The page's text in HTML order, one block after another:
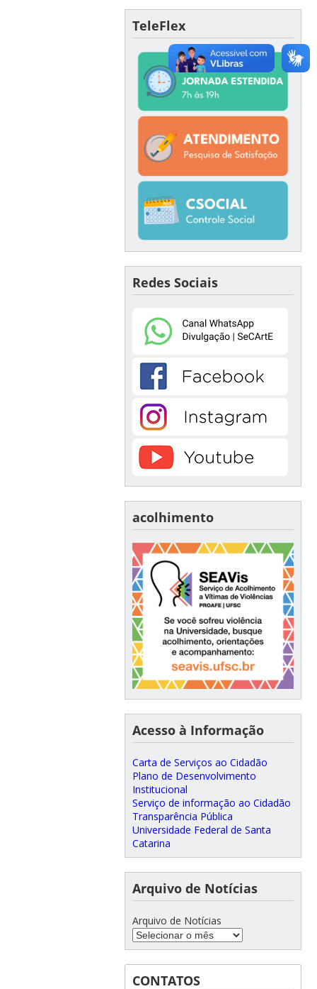
TeleFlex
Redes Sociais
acolhimento
Acesso à Informação
Carta de Serviços ao Cidadão
Plano de Desenvolvimento
Institucional
Serviço de informação ao Cidadão
Transparência Pública
Universidade Federal de Santa
Catarina
Arquivo de Notícias
Arquivo de Notícias
CONTATOS